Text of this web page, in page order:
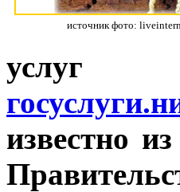
источник фото:
известно